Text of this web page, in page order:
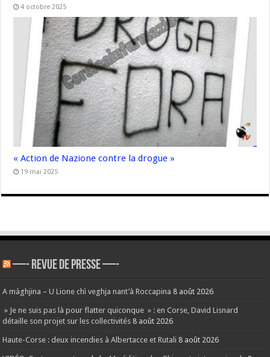
4 octobre 2025
« Action de Nazione contre la drogue »
19 mai 2025
—- REVUE DE PRESSE —-
A màghjina – U Lione chì veghja nant’à Roccapina 8 août 2026
» Je ne suis pas là pour flatter quiconque » : en Corse, David Lisnard
détaille son projet sur les collectivités 8 août 2026
Haute-Corse : deux incendies à Albertacce et Rutali 8 août 2026